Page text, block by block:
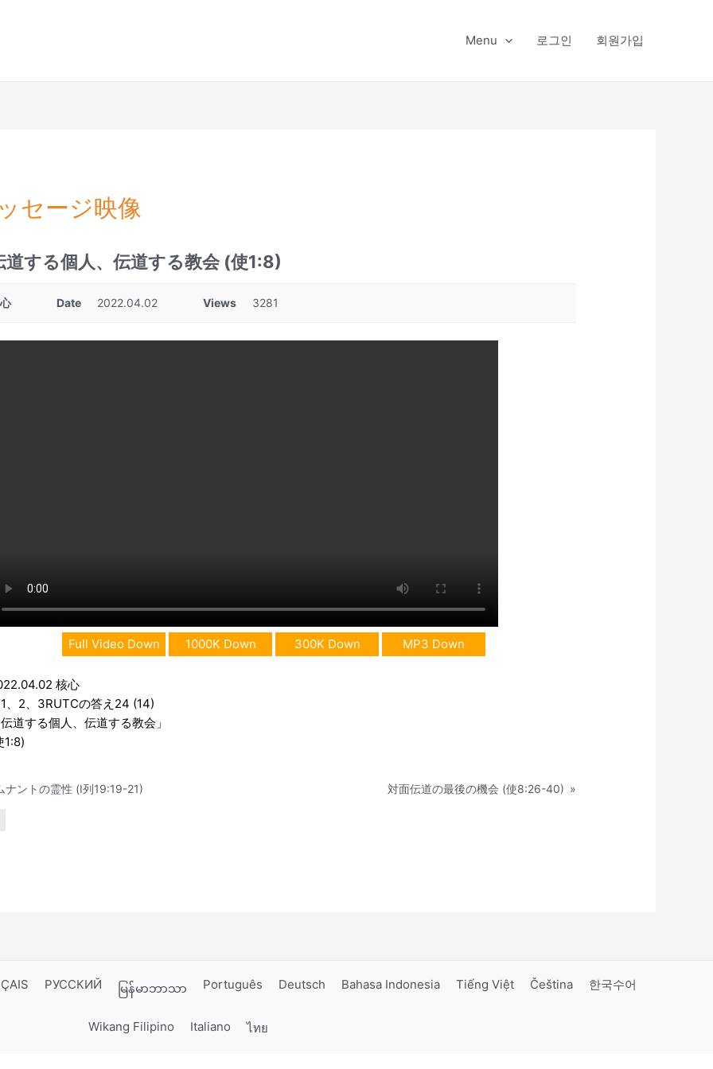
Menu 로그인 회원가입
セージ映像
道する個人、伝道する教会 (使1:8)
Date 2022.04.02 Views 3281
Full Video Down 1000K Down 300K Down MP3 Down
核心
、2、3RUTCの答え24 (14)
道する個人、伝道する教会」
1:8)
ナントの霊性 (Ⅰ列19:19-21) 対面伝道の最後の機会 (使8:26-40) »
РУССКИЙ မြန်မာဘာသာ Português Deutsch Bahasa Indonesia Tiếng Việt Čeština 한국수어
Wikang Filipino Italiano ไทย